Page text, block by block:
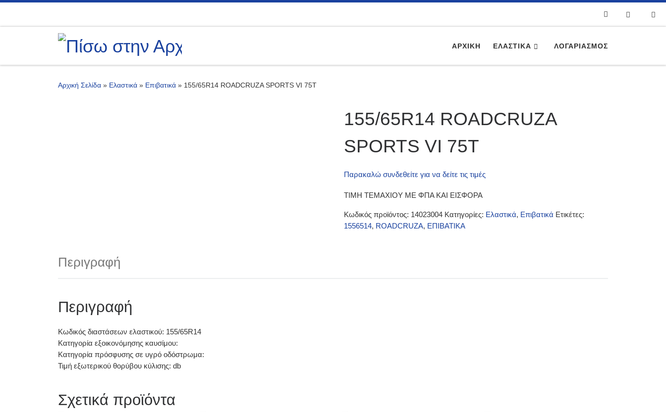
Search
ΑΡΧΙΚΉ ΕΛΑΣΤΙΚΆ ΛΟΓΑΡΙΑΣΜΌΣ
Αρχική Σελίδα » Ελαστικά » Επιβατικά » 155/65R14 ROADCRUZA SPORTS VI 75T
155/65R14 ROADCRUZA
SPORTS VI 75T
Παρακαλώ συνδεθείτε για να δείτε τις τιμές
ΤΙΜΗ ΤΕΜΑΧΙΟΥ ΜΕ ΦΠΑ ΚΑΙ ΕΙΣΦΟΡΑ
Κωδικός προϊόντος: 14023004 Κατηγορίες: Ελαστικά, Επιβατικά Ετικέτες:
1556514, ROADCRUZA, ΕΠΙΒΑΤΙΚΑ
Περιγραφή
Περιγραφή
Κωδικός διαστάσεων ελαστικού: 155/65R14
Κατηγορία εξοικονόμησης καυσίμου:
Κατηγορία πρόσφυσης σε υγρό οδόστρωμα:
Τιμή εξωτερικού θορύβου κύλισης: db
Σχετικά προϊόντα